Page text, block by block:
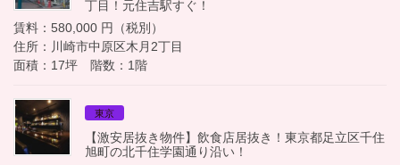
丁目！元住吉駅すぐ！
賃料：580,000 円（税別）
住所：川崎市中原区木月2丁目
面積：17坪 階数：1階
東京
【激安居抜き物件】飲食店居抜き！東京都足立区千住
旭町の北千住学園通り沿い！